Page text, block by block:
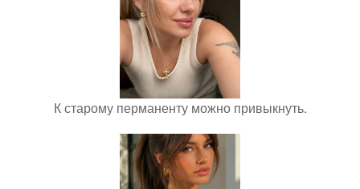
К старому перманенту можно привыкнуть.